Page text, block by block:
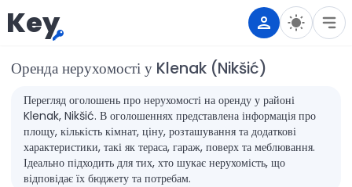
Key
Оренда нерухомості у Klenak (Nikšić)
Перегляд оголошень про нерухомості на оренду у районі
Klenak, Nikšić. В оголошеннях представлена інформація про
площу, кількість кімнат, ціну, розташування та додаткові
характеристики, такі як тераса, гараж, поверх та меблювання.
Ідеально підходить для тих, хто шукає нерухомість, що
відповідає їх бюджету та потребам.